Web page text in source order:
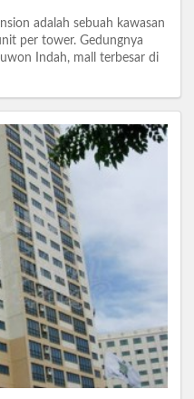
adalah sebuah kawasan
per tower. Gedungnya
Indah, mall terbesar di